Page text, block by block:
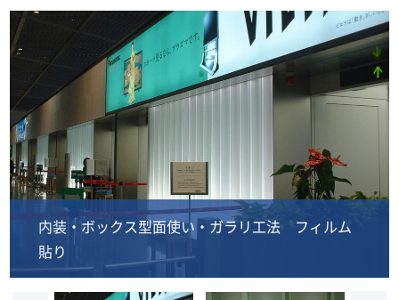
内装・ボックス型面使い・ガラリ工法 フィルム
貼り